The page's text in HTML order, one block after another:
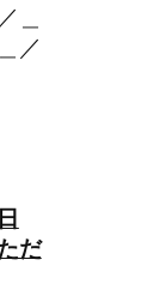
＿
／
だ